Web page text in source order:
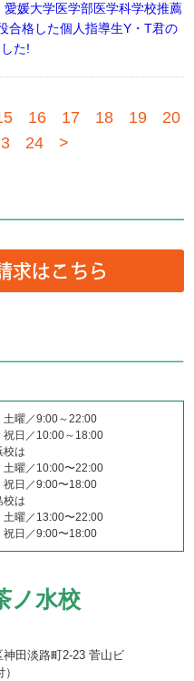
愛媛大学医学部医学科学校推薦
合格した個人指導生Y・T君の
た!
16 17 18 19
20
24 >
土曜／9:00～22:00
祝日／10:00～18:00
は
土曜／10:00〜22:00
祝日／9:00〜18:00
は
土曜／13:00〜22:00
祝日／9:00〜18:00
ノ水校
田淡路町2-23 菅山ビ